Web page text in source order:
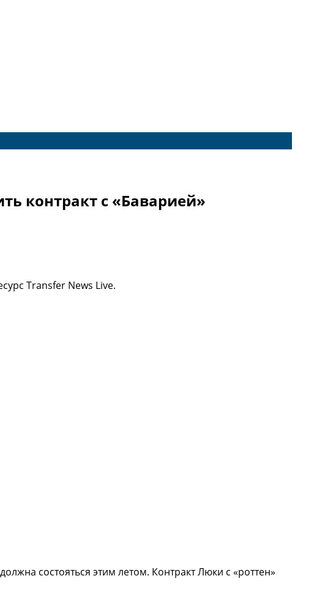
контракт с «Баварией»
Transfer News Live.
состояться этим летом. Контракт Люки с «роттен»